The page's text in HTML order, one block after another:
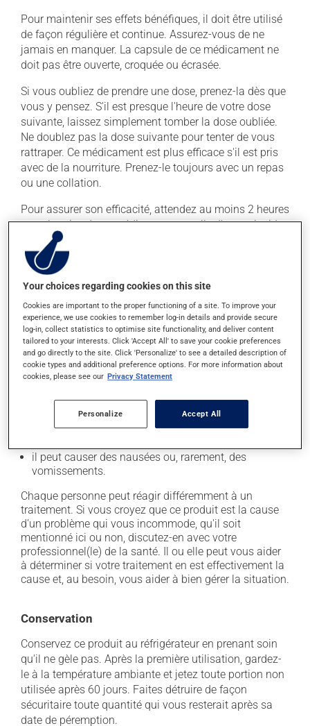
Pour maintenir ses effets bénéfiques, il doit être utilisé
de façon régulière et continue. Assurez-vous de ne
jamais en manquer. La capsule de ce médicament ne
doit pas être ouverte, croquée ou écrasée.
Si vous oubliez de prendre une dose, prenez-la dès que
vous y pensez. S'il est presque l'heure de votre dose
suivante, laissez simplement tomber la dose oubliée.
Ne doublez pas la dose suivante pour tenter de vous
rattraper. Ce médicament est plus efficace s'il est pris
avec de la nourriture. Prenez-le toujours avec un repas
ou une collation.
Pour assurer son efficacité, attendez au moins 2 heures
entre la prise de ce médicament et celle d'un antiacide.
Effets indésirables
En plus de ses effets recherchés, ce produit peut à
l'occasion entraîner certains effets indésirables (effets
secondaires), notamment :
il peut causer des maux de tête;
il peut causer de la diarrhée;
il peut faire apparaître des boutons et de la rougeur
sur la peau;
il peut causer une fatigue inhabituelle;
il peut causer des nausées ou, rarement, des
vomissements.
Chaque personne peut réagir différemment à un
traitement. Si vous croyez que ce produit est la cause
d'un problème qui vous incommode, qu'il soit
mentionné ici ou non, discutez-en avec votre
professionnel(le) de la santé. Il ou elle peut vous aider
à déterminer si votre traitement en est effectivement la
cause et, au besoin, vous aider à bien gérer la situation.
Conservation
Conservez ce produit au réfrigérateur en prenant soin
qu'il ne gèle pas. Après la première utilisation, gardez-
le à la température ambiante et jetez toute portion non
utilisée après 60 jours. Faites détruire de façon
sécuritaire toute quantité qui vous resterait après sa
date de péremption.
Your choices regarding cookies on this site
Cookies are important to the proper functioning of a site. To improve your
experience, we use cookies to remember log-in details and provide secure
log-in, collect statistics to optimise site functionality, and deliver content
tailored to your interests. Click 'Accept All' to save your cookie preferences
and go directly to the site. Click 'Personalize' to see a detailed description of
cookie types and additional preference options. For more information about
cookies, please see our Privacy Statement
Personalize Accept All